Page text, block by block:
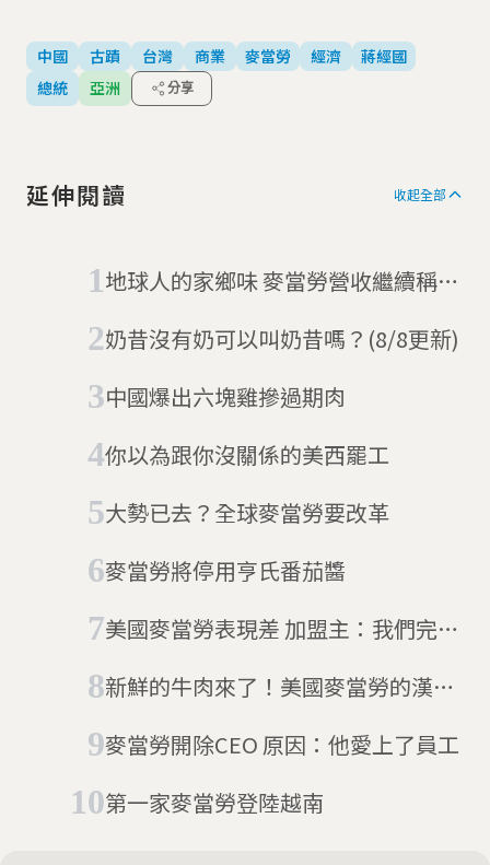
中國 古蹟 台灣 商業 麥當勞 經濟
蔣經國
總統
亞洲 分享
延伸閱讀 收起全部
地球人的家鄉味 麥當勞營收繼續稱霸
奶昔沒有奶可以叫奶昔嗎？(8/8更新)
中國爆出六塊雞摻過期肉
你以為跟你沒關係的美西罷工
大勢已去？全球麥當勞要改革
麥當勞將停用亨氏番茄醬
美國麥當勞表現差 加盟主：我們完蛋
新鮮的牛肉來了！美國麥當勞的漢堡
麥當勞開除CEO 原因：他愛上了員工
第一家麥當勞登陸越南